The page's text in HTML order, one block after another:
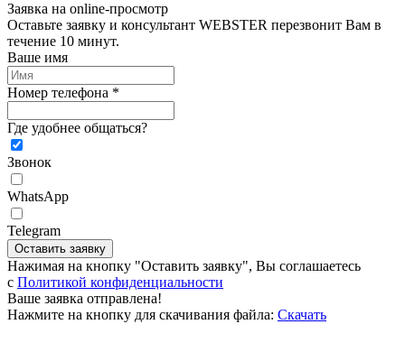
Заявка на online-просмотр
Оставьте заявку и консультант WEBSTER перезвонит Вам в
течение 10 минут.
Ваше имя
Номер телефона *
Где удобнее общаться?
Звонок
WhatsApp
Telegram
Оставить заявку
Нажимая на кнопку "Оставить заявку", Вы соглашаетесь
c Политикой конфиденциальности
Ваше заявка отправлена!
Нажмите на кнопку для скачивания файла: Скачать